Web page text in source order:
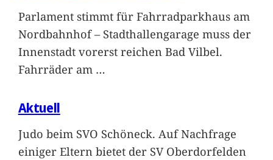
Parlament stimmt für Fahrradparkhaus am
Nordbahnhof – Stadthallengarage muss der
Innenstadt vorerst reichen Bad Vilbel.
Fahrräder am …
Aktuell
Judo beim SVO Schöneck. Auf Nachfrage
einiger Eltern bietet der SV Oberdorfelden